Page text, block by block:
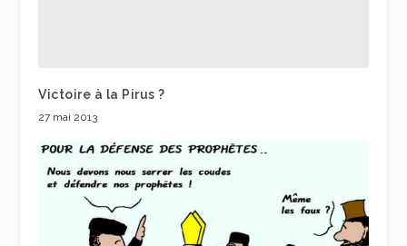
Victoire à la Pirus ?
27 mai 2013